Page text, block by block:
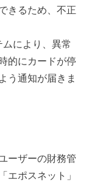
きるため、不正
により、異常
的にカードが停
う通知が届きま
ーザーの財務管
エポスネット」